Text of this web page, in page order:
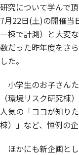
研究について学んで
7月22日(土)の開催当
ー棟で計測）と大変
数だった昨年度をさ
した。
小学生のお子さん
（環境リスク研究棟
人気の「ココが知り
棟）」など、恒例の
ほかにも新企画と